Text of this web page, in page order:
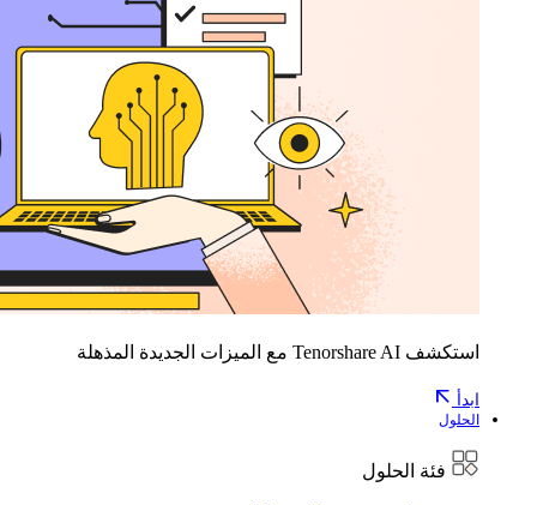
استكشف Tenorshare AI مع الميزات الجديدة المذهلة
ابدأ
الحلول
فئة الحلول